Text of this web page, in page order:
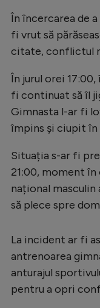
JO
Intră
În încercarea de
fi vrut să
citate, conflictul
În jurul orei
fi continuat să îl
Gimnasta l-ar fi
împins și ciupit
Situația s-ar fi
21:00, moment
național masculin
să plece spre
La incident ar fi
antrenoarea
anturajul
pentru a opri